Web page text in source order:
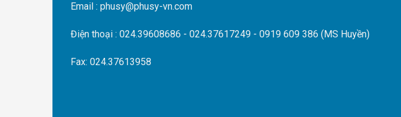
Email : phusy@phusy-vn.com
Điện thoại : 024.39608686 - 024.37617249 - 0919 609 386 (MS Huyền)
Fax: 024.37613958